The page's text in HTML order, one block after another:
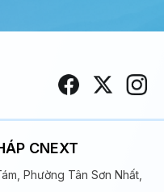
CNEXT
Phường Tân Sơn Nhất,